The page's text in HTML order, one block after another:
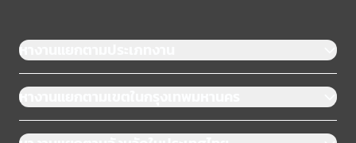
หางานแยกตามประเภทงาน
หางานแยกตามเขตในกรุงเทพมหานคร